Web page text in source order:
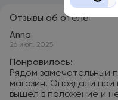
Отзывы об отеле
Anna
26 июл. 2025
Понравилось:
Рядом замечательный
магазин. Опоздали при
вышел в положение и